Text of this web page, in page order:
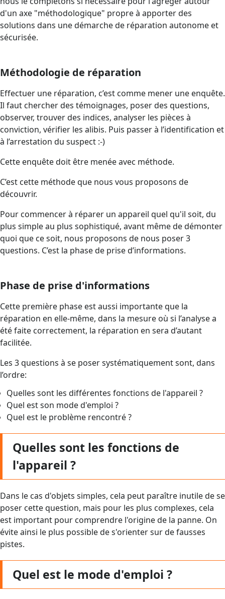
d'un axe "méthodologique" propre à apporter des
solutions dans une démarche de réparation autonome et
sécurisée.
Méthodologie de réparation
Effectuer une réparation, c’est comme mener une enquête.
Il faut chercher des témoignages, poser des questions,
observer, trouver des indices, analyser les pièces à
conviction, vérifier les alibis. Puis passer à l’identification et
à l’arrestation du suspect :-)
Cette enquête doit être menée avec méthode.
C’est cette méthode que nous vous proposons de
découvrir.
Pour commencer à réparer un appareil quel qu'il soit, du
plus simple au plus sophistiqué, avant même de démonter
quoi que ce soit, nous proposons de nous poser 3
questions. C’est la phase de prise d’informations.
Phase de prise d'informations
Cette première phase est aussi importante que la
réparation en elle-même, dans la mesure où si l’analyse a
été faite correctement, la réparation en sera d’autant
facilitée.
Les 3 questions à se poser systématiquement sont, dans
l’ordre:
Quelles sont les différentes fonctions de l'appareil ?
Quel est son mode d'emploi ?
Quel est le problème rencontré ?
Quelles sont les fonctions de
l'appareil ?
Dans le cas d'objets simples, cela peut paraître inutile de se
poser cette question, mais pour les plus complexes, cela
est important pour comprendre l'origine de la panne. On
évite ainsi le plus possible de s'orienter sur de fausses
pistes.
Quel est le mode d'emploi ?